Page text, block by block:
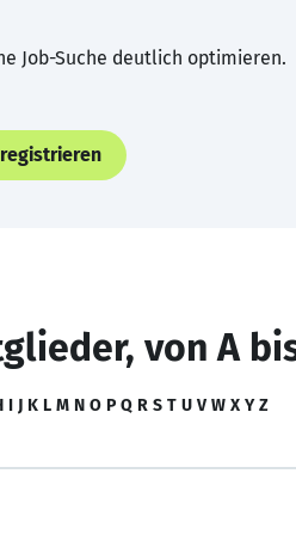
Job-Suche deutlich optimieren.
von A
I J K L M N O P Q R S T U V W X Y Z